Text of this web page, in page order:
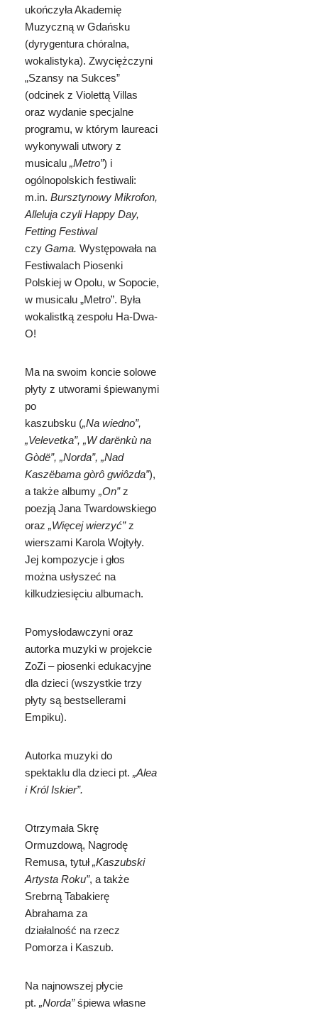
ukończyła Akademię
Muzyczną w Gdańsku
(dyrygentura chóralna,
wokalistyka). Zwyciężczyni
„Szansy na Sukces”
(odcinek z Violettą Villas
oraz wydanie specjalne
programu, w którym laureaci
wykonywali utwory z
musicalu „Metro”) i
ogólnopolskich festiwali:
m.in. Bursztynowy Mikrofon,
Alleluja czyli Happy Day,
Fetting Festiwal
czy Gama. Występowała na
Festiwalach Piosenki
Polskiej w Opolu, w Sopocie,
w musicalu „Metro”. Była
wokalistką zespołu Ha-Dwa-
O!
Ma na swoim koncie solowe
płyty z utworami śpiewanymi
po
kaszubsku („Na wiedno”,
„Velevetka”, „W darënkù na
Gòdë”, „Norda”, „Nad
Kaszëbama gòrô gwiôzda”),
a także albumy „On”z
poezjąJana Twardowskiego
oraz „Więcej wierzyć”z
wierszami Karola Wojtyły.
Jej kompozycje i głos
można usłyszeć na
kilkudziesięciu albumach.
Pomysłodawczyni oraz
autorka muzyki w projekcie
ZoZi – piosenki edukacyjne
dla dzieci (wszystkie trzy
płyty są bestsellerami
Empiku).
Autorka muzyki do
spektaklu dla dzieci pt. „Alea
i Król Iskier”.
Otrzymała Skrę
Ormuzdową, Nagrodę
Remusa, tytuł„Kaszubski
Artysta Roku”, a także
Srebrną Tabakierę
Abrahama za
działalność na rzecz
Pomorza i Kaszub.
Na najnowszej płycie
pt. „Norda”śpiewa własne